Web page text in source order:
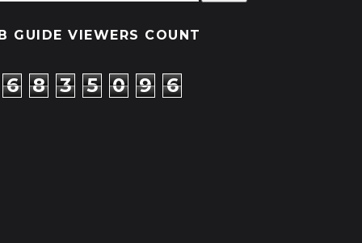
GUIDE VIEWERS COUNT
6 8 3 5 0 9 6